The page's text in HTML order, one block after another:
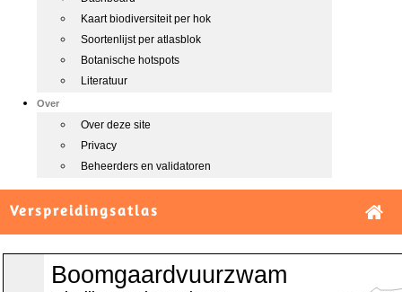
Kaart biodiversiteit per hok
Soortenlijst per atlasblok
Botanische hotspots
Literatuur
Over
Over deze site
Privacy
Beheerders en validatoren
Verspreidingsatlas